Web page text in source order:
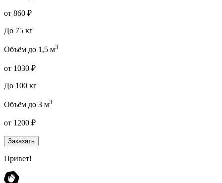
от 860 ₽
До 75 кг
Объём до 1,5 м3
от 1030 ₽
До 100 кг
Объём до 3 м3
от 1200 ₽
Заказать
Привет!